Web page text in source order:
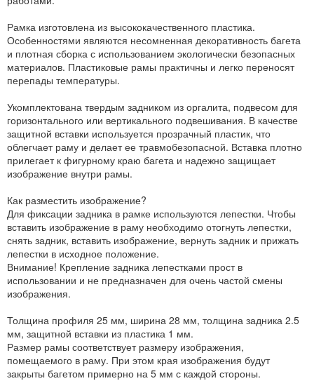
Рамка изготовлена из высококачественного пластика.
Особенностями являются несомненная декоративность багета
и плотная сборка с использованием экологически безопасных
материалов. Пластиковые рамы практичны и легко переносят
перепады температуры.
Укомплектована твердым задником из оргалита, подвесом для
горизонтального или вертикального подвешивания. В качестве
защитной вставки используется прозрачный пластик, что
облегчает раму и делает ее травмобезопасной. Вставка плотно
прилегает к фигурному краю багета и надежно защищает
изображение внутри рамы.
Как разместить изображение?
Для фиксации задника в рамке используются лепестки. Чтобы
вставить изображение в раму необходимо отогнуть лепестки,
снять задник, вставить изображение, вернуть задник и прижать
лепестки в исходное положение.
Внимание! Крепление задника лепестками прост в
использовании и не предназначен для очень частой смены
изображения.
Толщина профиля 25 мм, ширина 28 мм, толщина задника 2.5
мм, защитной вставки из пластика 1 мм.
Размер рамы соответствует размеру изображения,
помещаемого в раму. При этом края изображения будут
закрыты багетом примерно на 5 мм с каждой стороны.